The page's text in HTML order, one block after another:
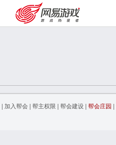
加入帮会 帮主权限 帮会建设 帮会庄园